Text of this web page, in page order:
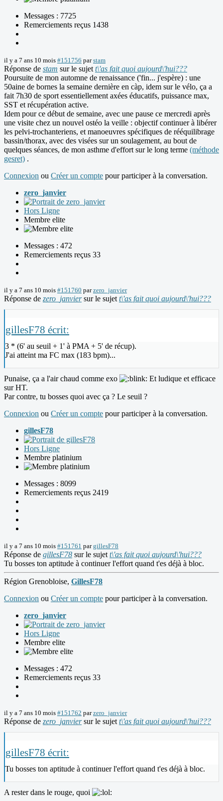
Messages : 7725
Remerciements reçus 1438
il y a 7 ans 10 mois #151756 parstam
Réponse de stam sur le sujet t\'as fait quoi aujourd\'hui???
Poursuite de mon automne de renaissance ('fin... j'espère) : une
50aine de bornes la semaine dernière en càp, idem sur le vélo, ça a
fait 7h30 de sport essentiellement axées éducatifs, puissance max,
SST et récupération active.
Idem pour ce début de semaine, avec une pause ce mercredi après
une visite chez un nouvel ostéo la veille : objectif continuer à libérer
les pelvi-trochanteriens, et manoeuvres spécifiques de rééquilibrage
bassin/thorax, avec des visées sur un soulagement, au bout de
quelques séances, de mon asthme d'effort sur le long terme (méthode
gesret) .
Connexion ou Créer un compte pour participer à la conversation.
zero_janvier
Hors Ligne
Membre elite
Messages : 472
Remerciements reçus 33
il y a 7 ans 10 mois #151760 parzero_janvier
Réponse de zero_janviersur le sujet t\'as fait quoi aujourd\'hui???
gillesF78 écrit:
3 * (6' au seuil + 1' à PMA + 5' de récup).
J'ai atteint ma FC max (183 bpm)...
Punaise, ça a l'air chaud comme exo
Et ludique et efficace
sur HT.
Par contre, tu bosses quoi avec ça ? Le seuil ?
Connexion ou Créer un compte pour participer à la conversation.
gillesF78
Hors Ligne
Membre platinium
Messages : 8099
Remerciements reçus 2419
il y a 7 ans 10 mois #151761 pargillesF78
Réponse de gillesF78 sur le sujet t\'as fait quoi aujourd\'hui???
Tu bosses ton aptitude à continuer l'effort quand t'es déjà à bloc.
Région Grenobloise, GillesF78
Connexion ou Créer un compte pour participer à la conversation.
zero_janvier
Hors Ligne
Membre elite
Messages : 472
Remerciements reçus 33
il y a 7 ans 10 mois #151762 parzero_janvier
Réponse de zero_janviersur le sujet t\'as fait quoi aujourd\'hui???
gillesF78 écrit:
Tu bosses ton aptitude à continuer l'effort quand t'es déjà à bloc.
A rester dans le rouge, quoi